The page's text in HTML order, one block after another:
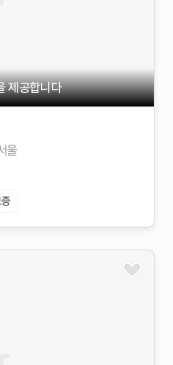
제공합니다
울